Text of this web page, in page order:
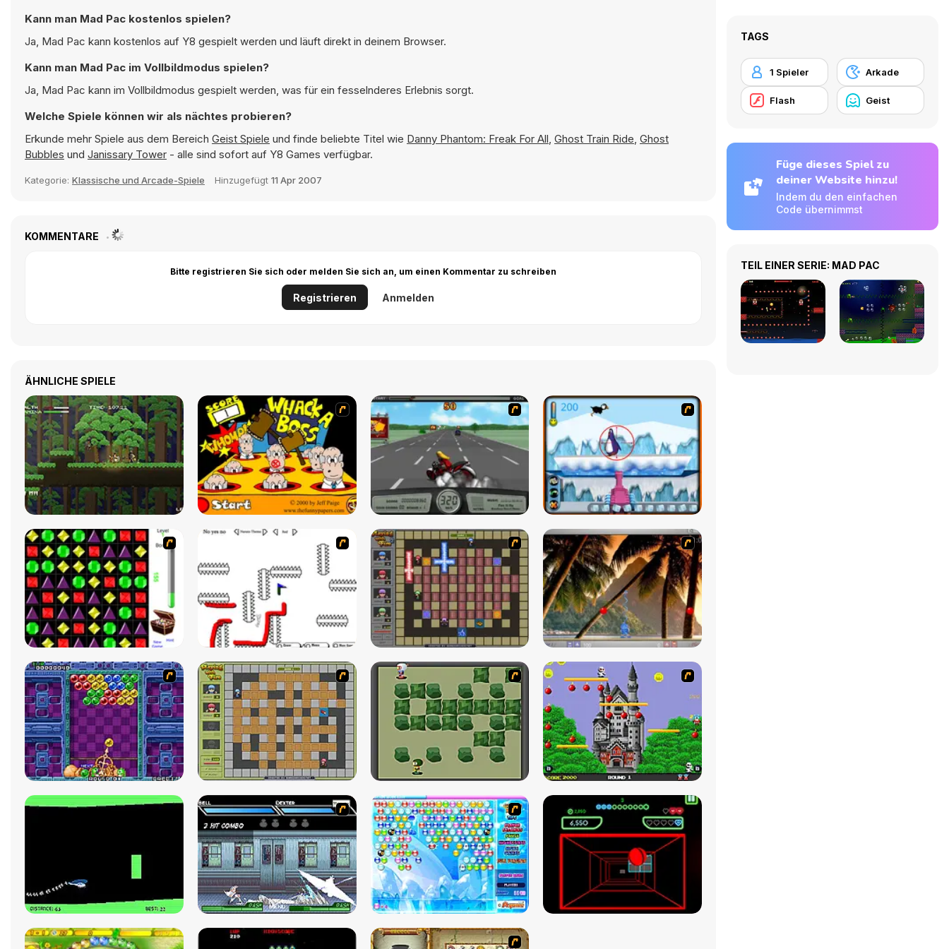
Kann man Mad Pac kostenlos spielen?
Ja, Mad Pac kann kostenlos auf Y8 gespielt werden und läuft direkt in deinem Browser.
Kann man Mad Pac im Vollbildmodus spielen?
Ja, Mad Pac kann im Vollbildmodus gespielt werden, was für ein fesselnderes Erlebnis sorgt.
Welche Spiele können wir als nächtes probieren?
Erkunde mehr Spiele aus dem Bereich Geist Spiele und finde beliebte Titel wie Danny Phantom: Freak For All, Ghost Train Ride, Ghost
Bubbles und Janissary Tower - alle sind sofort auf Y8 Games verfügbar.
Kategorie: Klassische und Arcade-Spiele Hinzugefügt 11 Apr 2007
KOMMENTARE
Bitte registrieren Sie sich oder melden Sie sich an, um einen Kommentar zu schreiben
Registrieren Anmelden
ÄHNLICHE SPIELE
TAGS
1 Spieler Arkade
Flash Geist
Füge dieses Spiel zu
deiner Website hinzu!
Indem du den einfachen
Code übernimmst
TEIL EINER SERIE: MAD PAC